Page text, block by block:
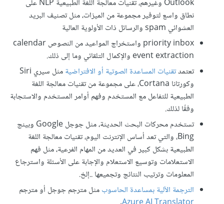
Outlook وغيرهم، تقنيات معالجة اللغة الطبيعية NLP على
نطاق واسع لتوفير مجموعة من الميزات، مثل تصنيف البريد
العشوائي spam والرسائل ذات الأولوية العالية
priority inbox واستخراج المواعيد من النصوص calendar
event extraction والإكمال التلقائي وما إلى ذلك.
تعتمدتقنيات المساعدة الصوتية أو الافتراضية
مثل سيري Siri
وكورتانا Cortana، على مجموعة من تقنيات معالجة اللغة
الطبيعية للتفاعل مع المستخدم وفهم أوامر المستخدم والاستجابة
وفقًا لذلك.
تستخدم محركات البحث الحديثة، مثل جوجل Google وبينج
Bing، والتي تعد أساس الإنترنت اليوم، تقنيات معالجة اللغة
الطبيعية بشكل كبير في العديد من المهام الفرعية، مثل فهم
الاستعلامات وتوسيع الاستعلام والإجابة على الأسئلة واسترجاع
المعلومات وترتيب النتائج وتجميعها ..إلخ.
الترجمة الآلية بمساعدة الحاسوبمثل مترجم جوجل أو مترجم